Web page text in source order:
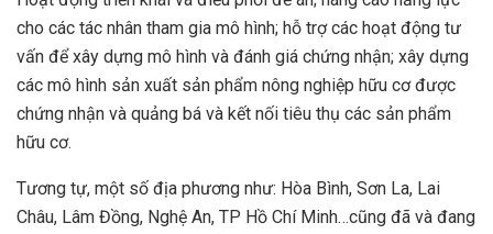
cho các tác nhân tham gia mô hình; hỗ trợ các hoạt động tư
vấn để xây dựng mô hình và đánh giá chứng nhận; xây dựng
các mô hình sản xuất sản phẩm nông nghiệp hữu cơ được
chứng nhận và quảng bá và kết nối tiêu thụ các sản phẩm
hữu cơ.
Tương tự, một số địa phương như: Hòa Bình, Sơn La, Lai
Châu, Lâm Đồng, Nghệ An, TP Hồ Chí Minh…cũng đã và đang